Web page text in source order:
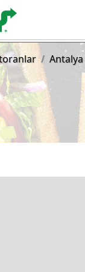
Antalya